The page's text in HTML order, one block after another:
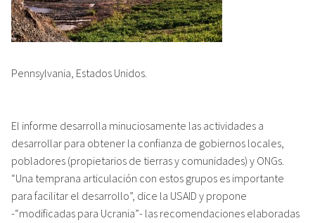
Pennsylvania, Estados Unidos.
El informe desarrolla minuciosamente las actividades a
desarrollar para obtener la confianza de gobiernos locales,
pobladores (propietarios de tierras y comunidades) y ONGs.
“Una temprana articulación con estos grupos es importante
para facilitar el desarrollo”, dice la USAID y propone
-“modificadas para Ucrania”- las recomendaciones elaboradas